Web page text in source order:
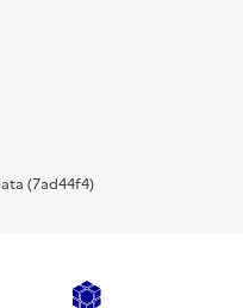
(7ad44f4)